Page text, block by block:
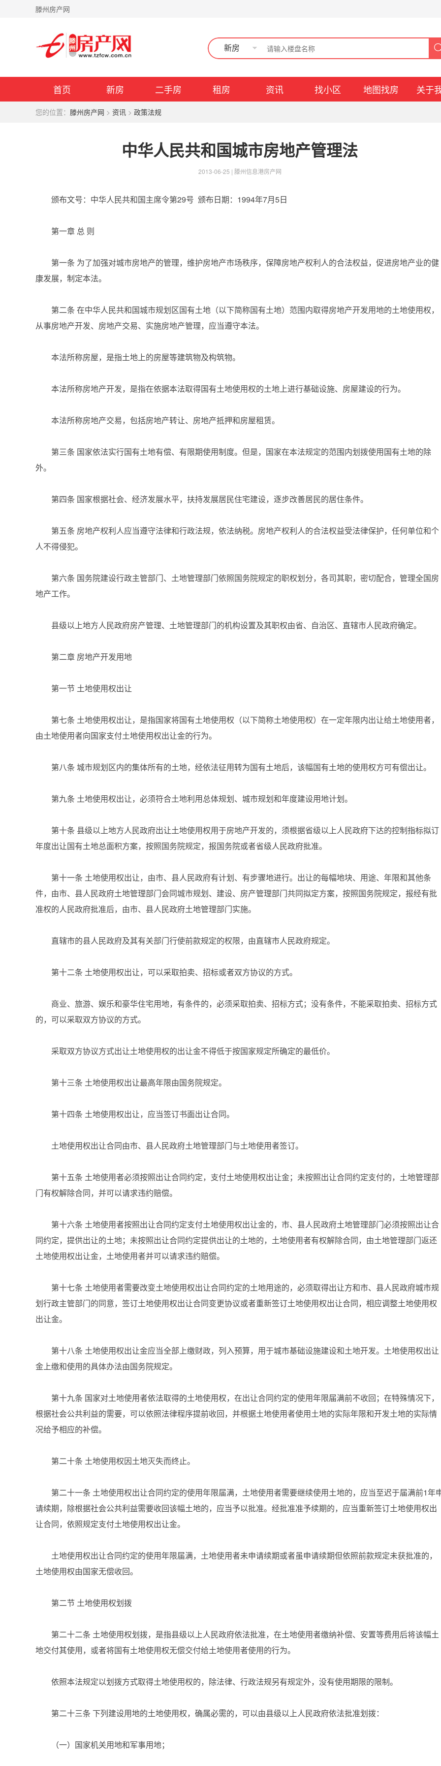
滕州房产网
新房
首页 新房 二手房 租房 资讯 找小区 地图找房 关于
您的位置： 滕州房产网 > 资讯 > 政策法规
中华人民共和国城市房地产管理法
2013-06-25 | 滕州信息港房产网
颁布文号：中华人民共和国主席令第29号 颁布日期：1994年7月5日
第一章 总 则
第一条 为了加强对城市房地产的管理，维护房地产市场秩序，保障房地产权利人的合法权益，促进房地产业的健
康发展，制定本法。
第二条 在中华人民共和国城市规划区国有土地（以下简称国有土地）范围内取得房地产开发用地的土地使用权，
从事房地产开发、房地产交易、实施房地产管理，应当遵守本法。
本法所称房屋，是指土地上的房屋等建筑物及构筑物。
本法所称房地产开发，是指在依据本法取得国有土地使用权的土地上进行基础设施、房屋建设的行为。
本法所称房地产交易，包括房地产转让、房地产抵押和房屋租赁。
第三条 国家依法实行国有土地有偿、有限期使用制度。但是，国家在本法规定的范围内划拨使用国有土地的除
外。
第四条 国家根据社会、经济发展水平，扶持发展居民住宅建设，逐步改善居民的居住条件。
第五条 房地产权利人应当遵守法律和行政法规，依法纳税。房地产权利人的合法权益受法律保护，任何单位和个
人不得侵犯。
第六条 国务院建设行政主管部门、土地管理部门依照国务院规定的职权划分，各司其职，密切配合，管理全国房
地产工作。
县级以上地方人民政府房产管理、土地管理部门的机构设置及其职权由省、自治区、直辖市人民政府确定。
第二章 房地产开发用地
第一节 土地使用权出让
第七条 土地使用权出让，是指国家将国有土地使用权（以下简称土地使用权）在一定年限内出让给土地使用者，
由土地使用者向国家支付土地使用权出让金的行为。
第八条 城市规划区内的集体所有的土地，经依法征用转为国有土地后，该幅国有土地的使用权方可有偿出让。
第九条 土地使用权出让，必须符合土地利用总体规划、城市规划和年度建设用地计划。
第十条 县级以上地方人民政府出让土地使用权用于房地产开发的，须根据省级以上人民政府下达的控制指标拟订
年度出让国有土地总面积方案，按照国务院规定，报国务院或者省级人民政府批准。
第十一条 土地使用权出让，由市、县人民政府有计划、有步骤地进行。出让的每幅地块、用途、年限和其他条
件，由市、县人民政府土地管理部门会同城市规划、建设、房产管理部门共同拟定方案，按照国务院规定，报经有批
准权的人民政府批准后，由市、县人民政府土地管理部门实施。
直辖市的县人民政府及其有关部门行使前款规定的权限，由直辖市人民政府规定。
第十二条 土地使用权出让，可以采取拍卖、招标或者双方协议的方式。
商业、旅游、娱乐和豪华住宅用地，有条件的，必须采取拍卖、招标方式；没有条件，不能采取拍卖、招标方式
的，可以采取双方协议的方式。
采取双方协议方式出让土地使用权的出让金不得低于按国家规定所确定的最低价。
第十三条 土地使用权出让最高年限由国务院规定。
第十四条 土地使用权出让，应当签订书面出让合同。
土地使用权出让合同由市、县人民政府土地管理部门与土地使用者签订。
第十五条 土地使用者必须按照出让合同约定，支付土地使用权出让金；未按照出让合同约定支付的，土地管理部
门有权解除合同，并可以请求违约赔偿。
第十六条 土地使用者按照出让合同约定支付土地使用权出让金的，市、县人民政府土地管理部门必须按照出让合
同约定，提供出让的土地；未按照出让合同约定提供出让的土地的，土地使用者有权解除合同，由土地管理部门返还
土地使用权出让金，土地使用者并可以请求违约赔偿。
第十七条 土地使用者需要改变土地使用权出让合同约定的土地用途的，必须取得出让方和市、县人民政府城市规
划行政主管部门的同意，签订土地使用权出让合同变更协议或者重新签订土地使用权出让合同，相应调整土地使用权
出让金。
第十八条 土地使用权出让金应当全部上缴财政，列入预算，用于城市基础设施建设和土地开发。土地使用权出让
金上缴和使用的具体办法由国务院规定。
第十九条 国家对土地使用者依法取得的土地使用权，在出让合同约定的使用年限届满前不收回；在特殊情况下，
根据社会公共利益的需要，可以依照法律程序提前收回，并根据土地使用者使用土地的实际年限和开发土地的实际情
况给予相应的补偿。
第二十条 土地使用权因土地灭失而终止。
第二十一条 土地使用权出让合同约定的使用年限届满，土地使用者需要继续使用土地的，应当至迟于届满前1年
请续期，除根据社会公共利益需要收回该幅土地的，应当予以批准。经批准准予续期的，应当重新签订土地使用权出
让合同，依照规定支付土地使用权出让金。
土地使用权出让合同约定的使用年限届满，土地使用者未申请续期或者虽申请续期但依照前款规定未获批准的，
土地使用权由国家无偿收回。
第二节 土地使用权划拨
第二十二条 土地使用权划拨，是指县级以上人民政府依法批准，在土地使用者缴纳补偿、安置等费用后将该幅土
地交付其使用，或者将国有土地使用权无偿交付给土地使用者使用的行为。
依照本法规定以划拨方式取得土地使用权的，除法律、行政法规另有规定外，没有使用期限的限制。
第二十三条 下列建设用地的土地使用权，确属必需的，可以由县级以上人民政府依法批准划拨：
（一）国家机关用地和军事用地；